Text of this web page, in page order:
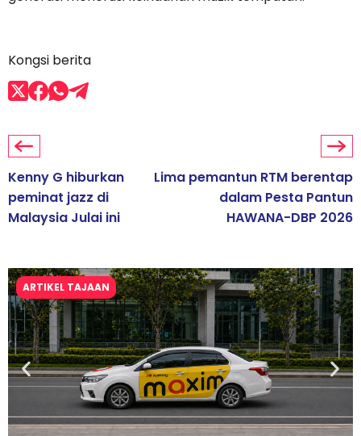
Kongsi berita
Kenny G hiburkan
peminat jazz di
Malaysia Julai ini
Lima pemantun RTM berentap
dalam Pesta Pantun
HAWANA-DBP 2026
ARTIKEL TAJAAN